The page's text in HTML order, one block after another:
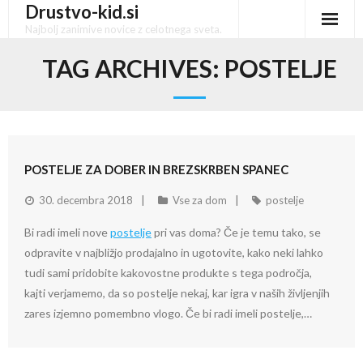
Drustvo-kid.si
Najbolj zanimive novice z celotnega sveta.
TAG ARCHIVES: POSTELJE
POSTELJE ZA DOBER IN BREZSKRBEN SPANEC
30. decembra 2018 Vse za dom postelje
Bi radi imeli noveposteljepri vas doma? Če je temu tako, se
odpravite v najbližjo prodajalno in ugotovite, kako neki lahko
tudi sami pridobite kakovostne produkte s tega področja,
kajti verjamemo, da so postelje nekaj, kar igra v naših življenjih
zares izjemno pomembno vlogo. Če bi radi imeli postelje,…